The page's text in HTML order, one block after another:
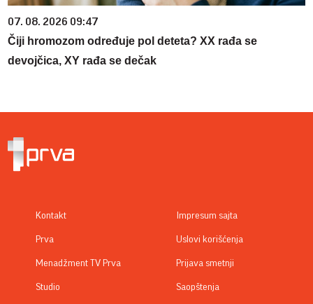
07. 08. 2026 09:47
Čiji hromozom određuje pol deteta? XX rađa se
devojčica, XY rađa se dečak
Kontakt
Prva
Menadžment TV Prva
Studio
Impresum sajta
Uslovi korišćenja
Prijava smetnji
Saopštenja